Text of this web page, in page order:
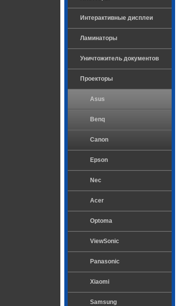
Интерактивные дисплеи
Ламинаторы
Уничтожитель документов
Проекторы
Asus
Benq
Canon
Epson
Nec
Acer
Optoma
ViewSonic
Panasonic
Xiaomi
Samsung